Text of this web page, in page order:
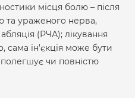
місця болю – після
та ураженого нерва,
(РЧА); лікування
сама ін’єкція може бути
чи повністю